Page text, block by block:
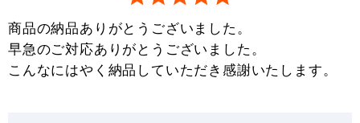
商品の納品ありがとうございました。
早急のご対応ありがとうございました。
こんなにはやく納品していただき感謝いたします。